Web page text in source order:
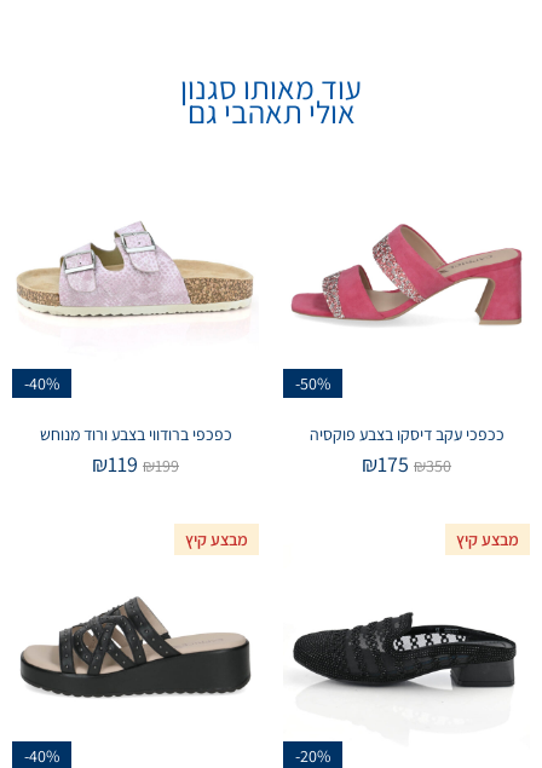
עוד מאותו סגנון
אולי תאהבי גם
-50%
ככפכי עקב דיסקו בצבע פוקסיה
₪350
₪175
-40%
כפכפי ברודווי בצבע ורוד מנוחש
₪199
₪119
מבצע קיץ
-20%
מבצע קיץ
-40%